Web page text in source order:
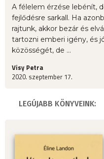
A félelem érzése lebénít,
fejlődésre sarkall. Ha
rajtunk, akkor bezár és
tartozni emberi igény, és
közösségét, de ...
Visy Petra
2020. szeptember 17.
LEGÚJABB KÖNYVEINK: